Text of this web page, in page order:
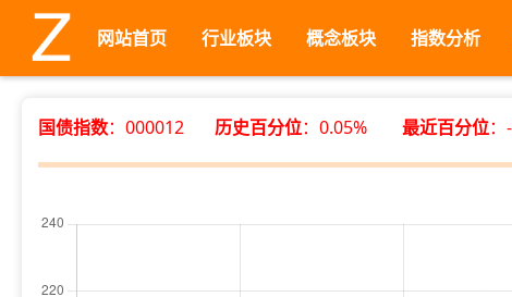
网站首页 行业板块 概念板块 指数分析
国债指数：000012 历史百分位：0.05% 最近百分位